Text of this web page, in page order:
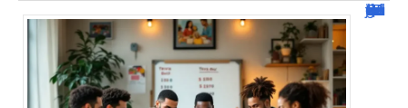
JetPunk : Quiz et jeux de culture générale